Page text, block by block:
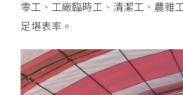
零工、工廠臨時工、清潔工、農雜
足堪表率。